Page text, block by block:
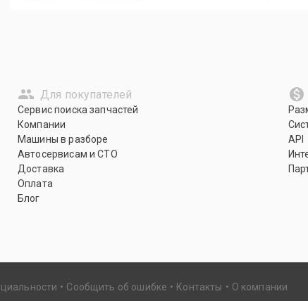
Для покупателей
Сервис поиска запчастей
Компании
Машины в разборе
Автосервисам и СТО
Доставка
Оплата
Блог
API
Сообщить об ошибке Контакты О компании